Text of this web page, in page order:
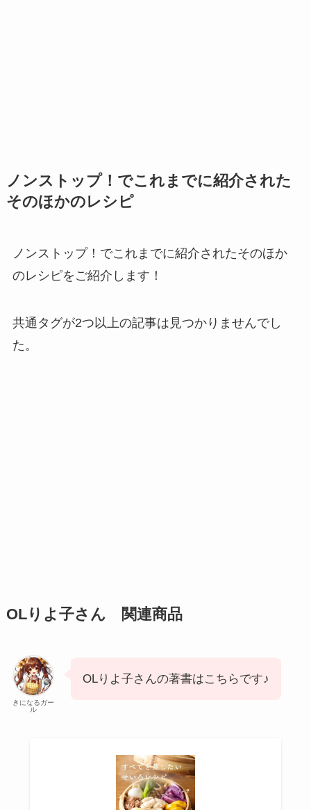
ノンストップ！でこれまでに紹介された
そのほかのレシピ
ノンストップ！でこれまでに紹介されたそのほか
のレシピをご紹介します！
共通タグが2つ以上の記事は見つかりませんでし
た。
OLりよ子さん 関連商品
きになるガー
ル
OLりよ子さんの著書はこちらです♪